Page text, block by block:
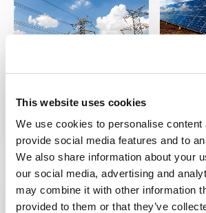
This website uses cookies
We use cookies to personalise content
provide social media features and to
We also share information about your
our social media, advertising and
may combine it with other information
provided to them or that they’ve
太陽光発電システムにお
ける電圧上昇の理由と予
想される過電圧
るスト
査